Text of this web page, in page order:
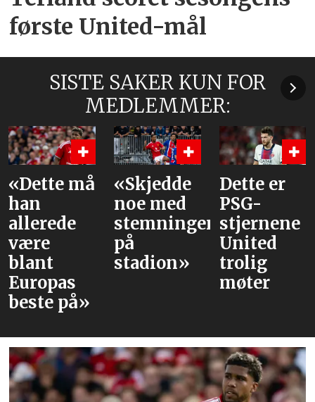
første United-mål
SISTE SAKER KUN FOR
MEDLEMMER:
«Dette må
han
allerede
være
blant
Europas
beste på»
«Skjedde
noe med
stemningen
på
stadion»
Dette er
PSG-
stjernene
United
trolig
møter